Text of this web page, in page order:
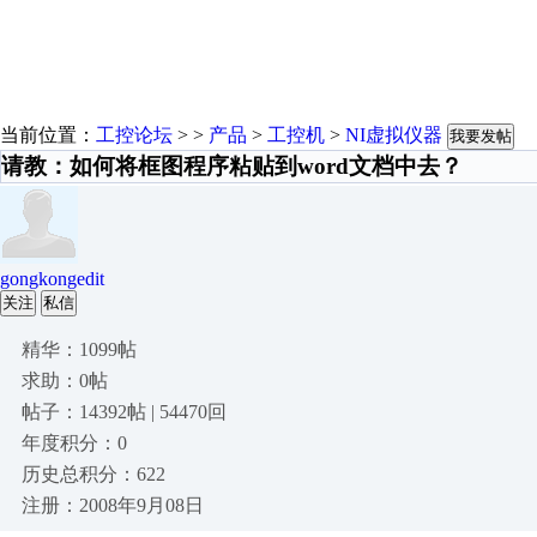
当前位置： 工控论坛 > > 产品 > 工控机 > NI虚拟仪器 我要发帖
请教：如何将框图程序粘贴到word文档中去？
gongkongedit
关注 私信
精华：1099帖
求助：0帖
帖子：14392帖 | 54470回
年度积分：0
历史总积分：622
注册：2008年9月08日